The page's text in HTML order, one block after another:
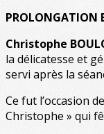
PROLONGATION
Christophe
la délicatesse et
servi après la
Ce fut l’occasion
Christophe » qui